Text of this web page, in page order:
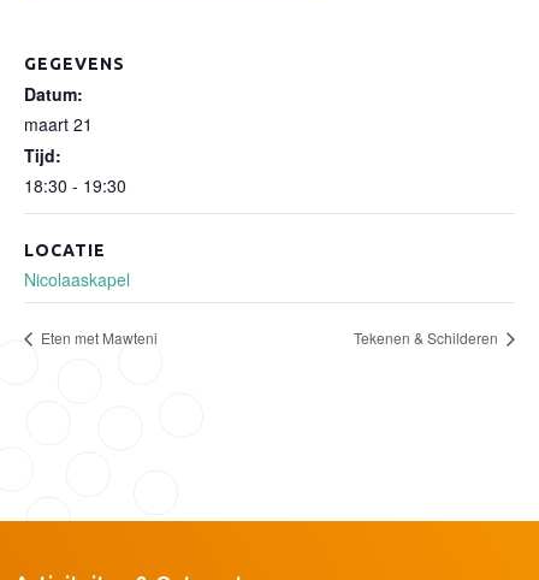
GEGEVENS
Datum:
maart 21
Tijd:
18:30 - 19:30
LOCATIE
Nicolaaskapel
Eten met Mawteni Tekenen & Schilderen